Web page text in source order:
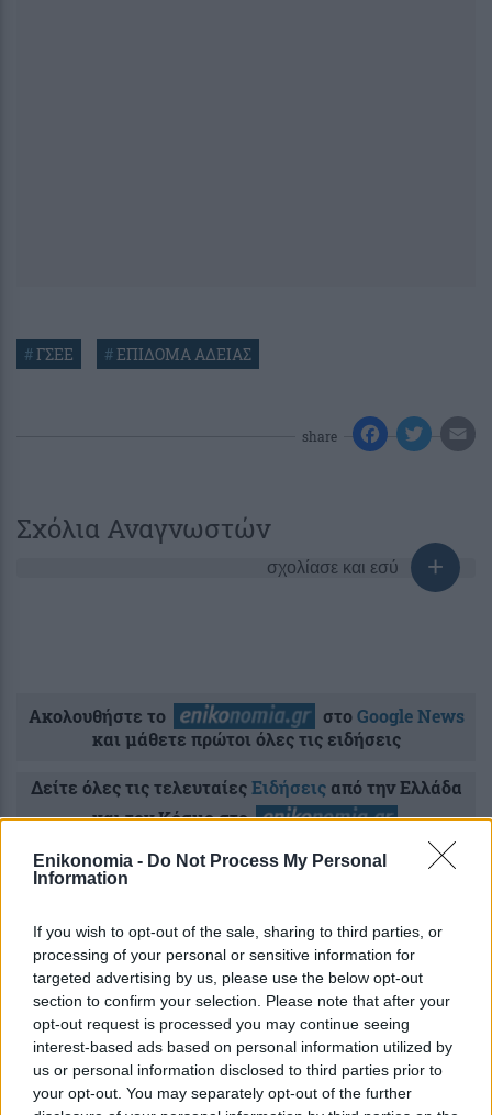
Enikonomia - Do Not Process My Personal
Information
If you wish to opt-out of the sale, sharing to third parties, or
processing of your personal or sensitive information for
targeted advertising by us, please use the below opt-out
section to confirm your selection. Please note that after your
opt-out request is processed you may continue seeing
interest-based ads based on personal information utilized by
us or personal information disclosed to third parties prior to
your opt-out. You may separately opt-out of the further
#ΓΣΕΕ #ΕΠΙΔΟΜΑ ΑΔΕΙΑΣ
share
Σχόλια Αναγνωστών
σχολίασε και εσύ
Ακολουθήστε το στοGoogle News
και μάθετε πρώτοι όλες τις ειδήσεις
Δείτε όλες τις τελευταίεςΕιδήσειςαπό την Ελλάδα
και τον Κόσμο στο
Ροή Οικονομία Επιχειρήσεις Επικαιρότητα
Η Google αναδιοργανώνει την ηγεσία της
AI – Αυτά είναι τα νέα καθήκοντα του
Ντέμη Χασάμπη